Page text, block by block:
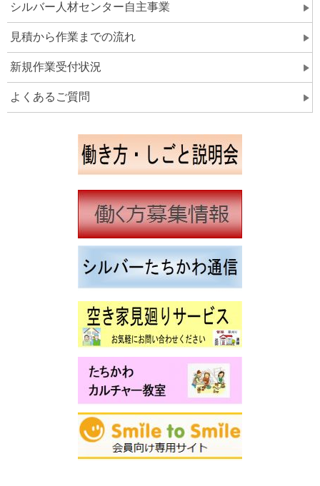
シルバー人材センター自主事業
見積から作業までの流れ
新規作業受付状況
よくあるご質問